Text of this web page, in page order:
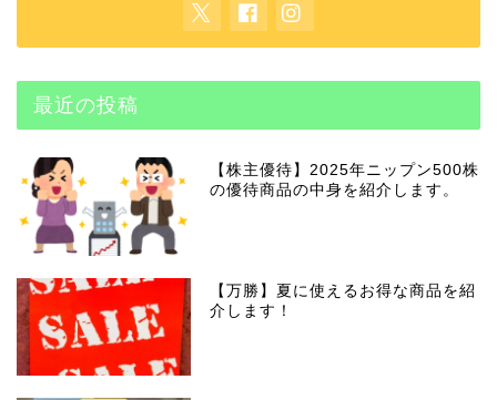
最近の投稿
【株主優待】2025年ニップン500株
の優待商品の中身を紹介します。
【万勝】夏に使えるお得な商品を紹
介します！